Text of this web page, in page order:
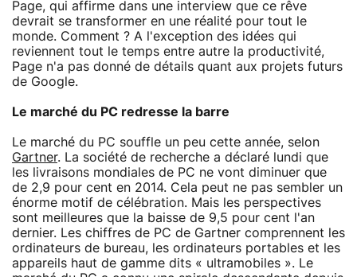
Page, qui affirme dans une interview que ce rêve
devrait se transformer en une réalité pour tout le
monde. Comment ? A l'exception des idées qui
reviennent tout le temps entre autre la productivité,
Page n'a pas donné de détails quant aux projets futurs
de Google.
Le marché du PC redresse la barre
Le marché du PC souffle un peu cette année, selon
Gartner. La société de recherche a déclaré lundi que
les livraisons mondiales de PC ne vont diminuer que
de 2,9 pour cent en 2014. Cela peut ne pas sembler un
énorme motif de célébration. Mais les perspectives
sont meilleures que la baisse de 9,5 pour cent l'an
dernier. Les chiffres de PC de Gartner comprennent les
ordinateurs de bureau, les ordinateurs portables et les
appareils haut de gamme dits « ultramobiles ». Le